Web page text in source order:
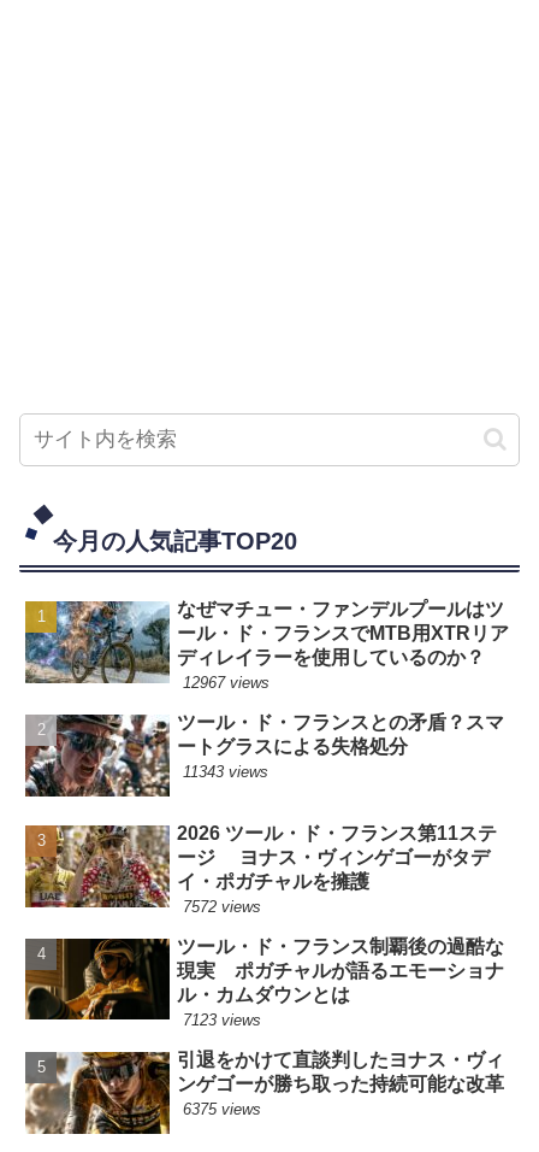
今月の人気記事TOP20
なぜマチュー・ファンデルプールはツ
ール・ド・フランスでMTB用XTRリア
ディレイラーを使用しているのか？
12967 views
ツール・ド・フランスとの矛盾？スマ
ートグラスによる失格処分
11343 views
2026 ツール・ド・フランス第11ステ
ージ ヨナス・ヴィンゲゴーがタデ
イ・ポガチャルを擁護
7572 views
ツール・ド・フランス制覇後の過酷な
現実 ポガチャルが語るエモーショナ
ル・カムダウンとは
7123 views
引退をかけて直談判したヨナス・ヴィ
ンゲゴーが勝ち取った持続可能な改革
6375 views